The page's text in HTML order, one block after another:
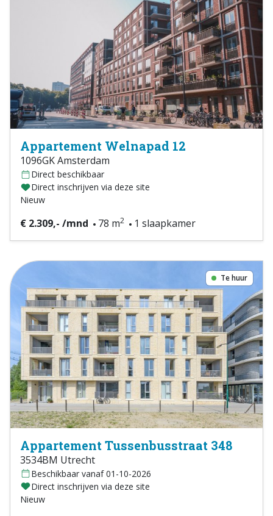
Appartement Welnapad 12
1096GK Amsterdam
Direct beschikbaar
Direct inschrijven via deze site
Nieuw
€ 2.309,- /mnd 78 m2 1 slaapkamer
Te huur
Appartement Tussenbusstraat 348
3534BM Utrecht
Beschikbaar vanaf 01-10-2026
Direct inschrijven via deze site
Nieuw